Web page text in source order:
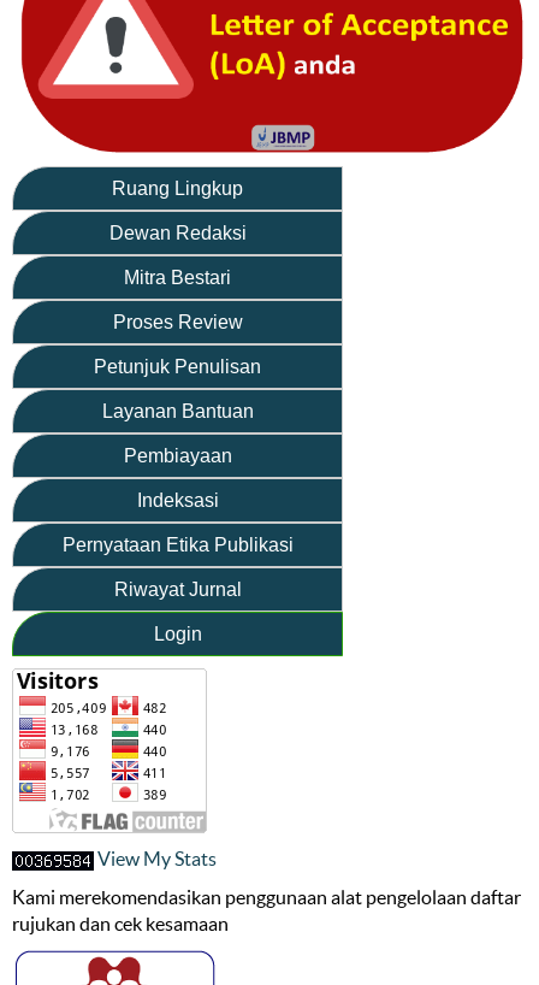
Ruang Lingkup
Dewan Redaksi
Mitra Bestari
Proses Review
Petunjuk Penulisan
Layanan Bantuan
Pembiayaan
Indeksasi
Pernyataan Etika Publikasi
Riwayat Jurnal
Login
View My Stats
Kami merekomendasikan penggunaan alat pengelolaan daftar
rujukan dan cek kesamaan